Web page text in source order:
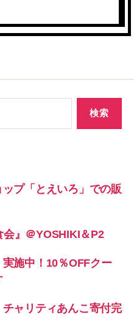
プ「とえいろ」での販
会』＠YOSHIKI＆P2
実施中！10％OFFクー
チャリティあんこ寄付完